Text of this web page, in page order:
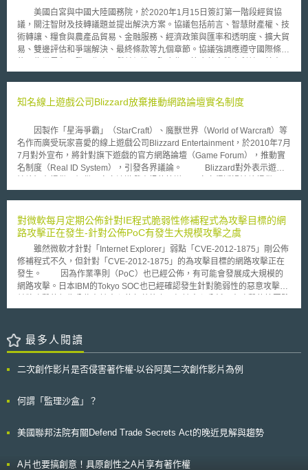
網路借貸以及互聯網信託和互聯網消費金融的監督管理；證監會負責股權式
群眾募資和互聯網基金銷售的監督管理；保監會負責互聯網保險的監督管
理。 同時，《指導意見》提出了一系列鼓勵創新、支援互聯網金融穩
步發展的政策措施，積極鼓勵互聯網金融平臺、產品和服務創新，鼓勵從業
機構相互合作，拓寬從業機構融資管道，堅持簡政放權和落實、完善財稅政
年高速發展的借貸式群眾募資、股權式群眾募資以及網路支付等目前在中國
監管原則，下至第三方存管等具體事項上，均有所涉及。由於《指導意見》
明了該意見的出臺是在中國共產黨中央和國務院的認可下制訂，是故若政策
未出現重大轉向，該《指導意見》的規定待相關機關部門細化後，未來可預
見將以法律、或行政法律等形式進一步頒布落實。
美國白宮與中國大陸國務院，於2020年1月15日簽訂第一階段經貿協
議，關注智財及技轉議題並提出解決方案。協議包括前言、智慧財產權、技
術轉讓、糧食與農產品貿易、金融服務、經濟政策與匯率和透明度、擴大貿
易、雙邊評估和爭端解決、最終條款等九個章節。協議強調應遵守國際條
雙方針對中國大陸現有及未來關於智慧財產權及貿易投資技術轉讓問題，提
術供應方，必須建立並實施全面的智財權保護與執法體系，發展新創企業以
有效防止資訊遭竊取。藥品專利部分，為促進製藥領域的創新合作並滿足患
者需求，美中雙方應提供藥品專利及非公開試驗或上市許可申請提交之相關
資料；擬定專利有效期限延長方案。另外，為促進電子商務發展，美中應加
強合作共同打擊電商市場中的侵權及偽造行為，阻止盜版產品的製造與銷
售。確保產品地理標示保護，符合公正透明程序；加強商標權保障，防止惡
供立法機關法律修正建議，確保能充分履行本協議之要求。 二、改善強制
業間因併購、合資及投資交易導致技術外流，中國大陸應改善強制技術轉讓
問題；特別應加強美中雙方在關鍵技術問題上的相互信任與合作，保護智慧
財產權、促進貿易投資，以解決中國大陸長期存在的結構性問題，包括提升
行政程序公正透明度、避免政府過度介入民間企業、加強外資敏感資訊保障
等。
知名線上遊戲公司Blizzard放棄推動網路論壇實名制度
因製作「星海爭霸」（StarCraft）、魔獸世界（World of Warcraft）等
名作而廣受玩家喜愛的線上遊戲公司Blizzard Entertainment，於2010年7月
7月對外宣布，將針對旗下遊戲的官方網路論壇（Game Forum），推動實
名制度（Real ID System），引發各界議論。 Blizzard對外表示遊戲
Blizzard改進遊戲內容的建議或發表其他意見。然而，部分使用者卻肆意透
壇實名制度，約束人們透過論壇發表攻擊性言論的現象。然而，論壇實名制
度訊息公布未久，Blizzard旋即收到眾多玩家的抗議信件。為平息反彈聲
浪，Blizzard共同創辦人兼執行長Mike Morhaime於7月9日於官方論壇發表
聲明，宣布Blizzard將不會實施論壇實名制，為整起事件劃下句點。
相較於Blizzard放棄推動遊戲論壇實名制度，中國大陸文化部於2010年6月
22日發布「網路遊戲管理暫行辦法」，實施「網路遊戲實名制」，自8月1
日起，中國大陸線上遊戲玩家即必須使用真名及有效的身分資料進行註冊，
對微軟每月定期公佈針對IE程式脆弱性修補程式為攻擊目標的網
路攻擊正在發生-針對公佈PoC有發生大規模攻擊之虞
雖然微軟才針對「Internet Explorer」弱點「CVE-2012-1875」剛公佈
修補程式不久，但針對「CVE-2012-1875」的為攻擊目標的網路攻擊正在
發生。 因為作業準則（PoC）也已經公佈，有可能會發展成大規模的
網路攻擊。日本IBM的Tokyo SOC也已經確認發生針對脆弱性的惡意攻擊，
然「非常限縮」，但是標的型攻擊的可能性非常的高。 也正因為作業準則
修補程式對程式弱點進行修補，避免遭到攻擊 。 微軟針對「CVE-
2012-1875」的弱點在6月13日每月定期公佈的資訊安全性更新程式
攻擊的資訊安全安事件，也已經透過非公開管道向微軟報告，但微軟並沒有
最多人閱讀
二次創作影片是否侵害著作權-以谷阿莫二次創作影片為例
何謂「監理沙盒」？
美國聯邦法院有關Defend Trade Secrets Act的晚近見解與趨勢
A片也要搞創意！具原創性之A片享有著作權